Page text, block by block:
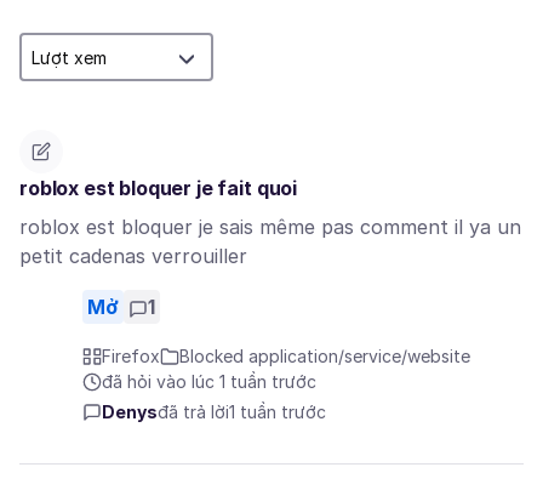
roblox est bloquer je fait quoi
roblox est bloquer je sais même pas comment il ya un
petit cadenas verrouiller
Mở 1
Firefox
Blocked application/service/website
đã hỏi vào lúc 1 tuần trước
Denysđã trả lời1 tuần trước